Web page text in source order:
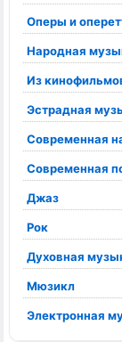
Оперы и
Народная
Из
Эстрадная
Современная
Современная
Джаз
Рок
Духовная
Мюзикл
Электронная